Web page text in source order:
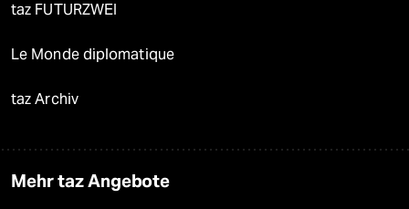
taz FUTURZWEI
Le Monde diplomatique
taz Archiv
Mehr taz Angebote